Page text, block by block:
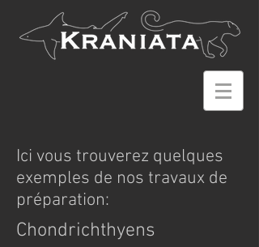
Ici vous trouverez quelques
exemples de nos travaux de
préparation:
Chondrichthyens